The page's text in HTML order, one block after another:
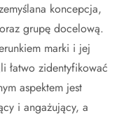
koncepcja,
grupę docelową.
marki i jej
łatwo zidentyfikować
aspektem jest
i angażujący, a